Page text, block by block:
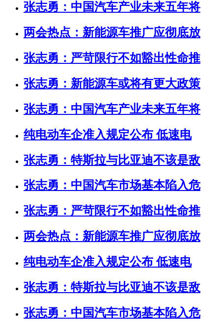
张志勇：中国汽车产业未来五年将
两会热点：新能源车推广应彻底放
张志勇：严苛限行不如豁出性命推
张志勇：新能源车或将有更大政策
张志勇：中国汽车产业未来五年将
纯电动车企准入规定公布 低速电
张志勇：特斯拉与比亚迪不该是敌
张志勇：中国汽车市场基本陷入危
张志勇：严苛限行不如豁出性命推
两会热点：新能源车推广应彻底放
纯电动车企准入规定公布 低速电
张志勇：特斯拉与比亚迪不该是敌
张志勇：中国汽车市场基本陷入危